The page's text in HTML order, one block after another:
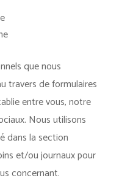
que nous
travers de formulaires
entre vous, notre
Nous utilisons
dans la section
et/ou journaux pour
concernant.